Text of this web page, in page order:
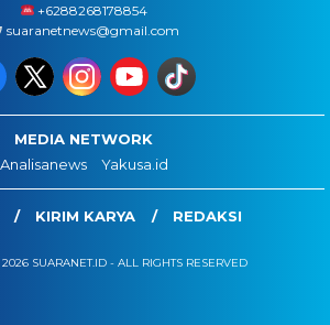
+6288268178854
suaranetnews@gmail.com
MEDIA NETWORK
Analisanews
Yakusa.id
KIRIM KARYA REDAKSI
SUARANET.ID - ALL RIGHTS RESERVED